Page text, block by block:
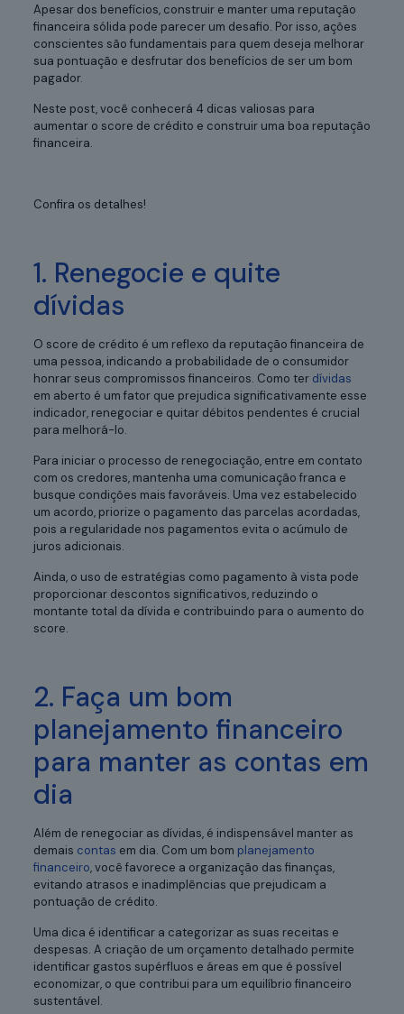
Apesar dos benefícios, construir e manter uma reputação
financeira sólida pode parecer um desafio. Por isso, ações
conscientes são fundamentais para quem deseja melhorar
sua pontuação e desfrutar dos benefícios de ser um bom
pagador.
Neste post, você conhecerá 4 dicas valiosas para
aumentar o score de crédito e construir uma boa reputação
financeira.
Confira os detalhes!
1. Renegocie e quite
dívidas
O score de crédito é um reflexo da reputação financeira de
uma pessoa, indicando a probabilidade de o consumidor
honrar seus compromissos financeiros. Como ter dívidas
em aberto é um fator que prejudica significativamente esse
indicador, renegociar e quitar débitos pendentes é crucial
para melhorá-lo.
Para iniciar o processo de renegociação, entre em contato
com os credores, mantenha uma comunicação franca e
busque condições mais favoráveis. Uma vez estabelecido
um acordo, priorize o pagamento das parcelas acordadas,
pois a regularidade nos pagamentos evita o acúmulo de
juros adicionais.
Ainda, o uso de estratégias como pagamento à vista pode
proporcionar descontos significativos, reduzindo o
montante total da dívida e contribuindo para o aumento do
score.
2. Faça um bom
planejamento financeiro
para manter as contas em
dia
Além de renegociar as dívidas, é indispensável manter as
demais contas em dia. Com um bom planejamento
financeiro, você favorece a organização das finanças,
evitando atrasos e inadimplências que prejudicam a
pontuação de crédito.
Uma dica é identificar a categorizar as suas receitas e
despesas. A criação de um orçamento detalhado permite
identificar gastos supérfluos e áreas em que é possível
economizar, o que contribui para um equilíbrio financeiro
sustentável.